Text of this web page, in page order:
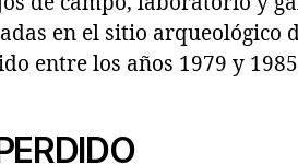
en el sitio arqueológico
entre los años 1979 y